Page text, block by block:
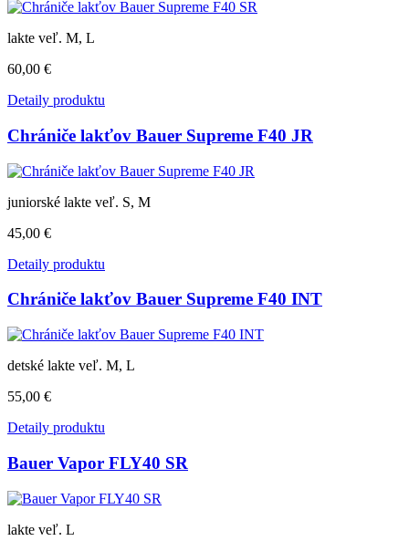
lakte veľ. M, L
60,00 €
Detaily produktu
Chrániče lakťov Bauer Supreme F40 JR
juniorské lakte veľ. S, M
45,00 €
Detaily produktu
Chrániče lakťov Bauer Supreme F40 INT
detské lakte veľ. M, L
55,00 €
Detaily produktu
Bauer Vapor FLY40 SR
lakte veľ. L